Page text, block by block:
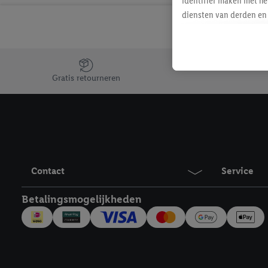
Jouw voordelen bij ons als Lidl webshop klant
Gratis retourneren
Contact Service
Betalingsmogelijkheden
diensten van derden
Als je hiervoor
eerder interesse hebt
maar het niet te
mailadres en met
Onder "Aanpassen"
Door te klikken op
technieken worden
inclusief over de
trekken, vind je in onze
over de cookies die